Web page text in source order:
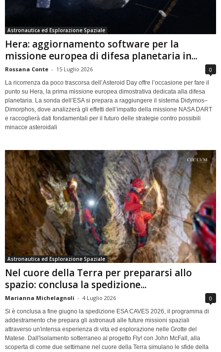
Astronautica ed Esplorazione Spaziale
Hera: aggiornamento software per la
missione europea di difesa planetaria in...
Rossana Conte - 15 Luglio 2026 0
La ricorrenza da poco trascorsa dell’Asteroid Day offre l’occasione per fare il
punto su Hera, la prima missione europea dimostrativa dedicata alla difesa
planetaria. La sonda dell’ESA si prepara a raggiungere il sistema Didymos–
Dimorphos, dove analizzerà gli effetti dell’impatto della missione NASA DART
e raccoglierà dati fondamentali per il futuro delle strategie contro possibili
minacce asteroidali
Astronautica ed Esplorazione Spaziale
Nel cuore della Terra per prepararsi allo
spazio: conclusa la spedizione...
Marianna Michelagnoli - 4 Luglio 2026 0
Si è conclusa a fine giugno la spedizione ESA CAVES 2026, il programma di
addestramento che prepara gli astronauti alle future missioni spaziali
attraverso un'intensa esperienza di vita ed esplorazione nelle Grotte del
Matese. Dall'isolamento sotterraneo al progetto Fly! con John McFall, alla
scoperta di come due settimane nel cuore della Terra simulano le sfide della